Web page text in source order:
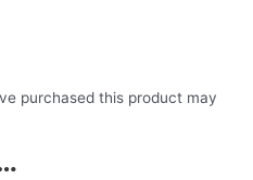
purchased this product may